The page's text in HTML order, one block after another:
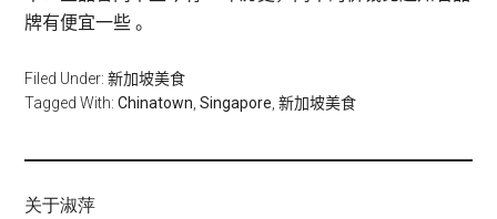
牌有便宜一些 。
Filed Under:新加坡美食
Tagged With:Chinatown ,Singapore ,新加坡美食
关于淑萍